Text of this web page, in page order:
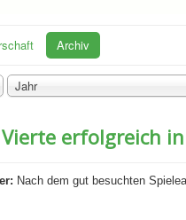
Archiv
Jahr
erfolgreich
Nach dem gut besuchten